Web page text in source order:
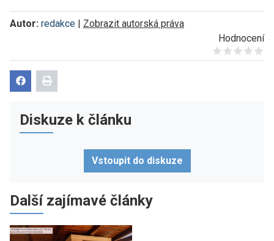
Autor: redakce | Zobrazit autorská práva
Hodnocení
Give it 1/5
Give it 2/5
Give it 3/5
Give it 4/5
Give it 5/5
Diskuze k článku
Vstoupit do diskuze
Další zajímavé články